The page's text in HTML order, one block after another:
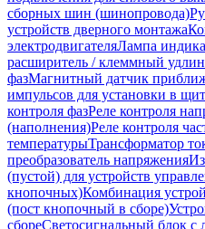
сборных шин (шинопровода)
устройств дверного монтажа
электродвигателяЛампа
расширитель / клеммный
фазМагнитный датчик
импульсов для установки в щит
контроля фазРеле контроля
(наполнения)Реле контроля
температурыТрансформатор
преобразователь напряжения
(пустой) для устройств
кнопочных)Комбинация
(пост кнопочный в сборе)
сбореСветосигнальный блок с